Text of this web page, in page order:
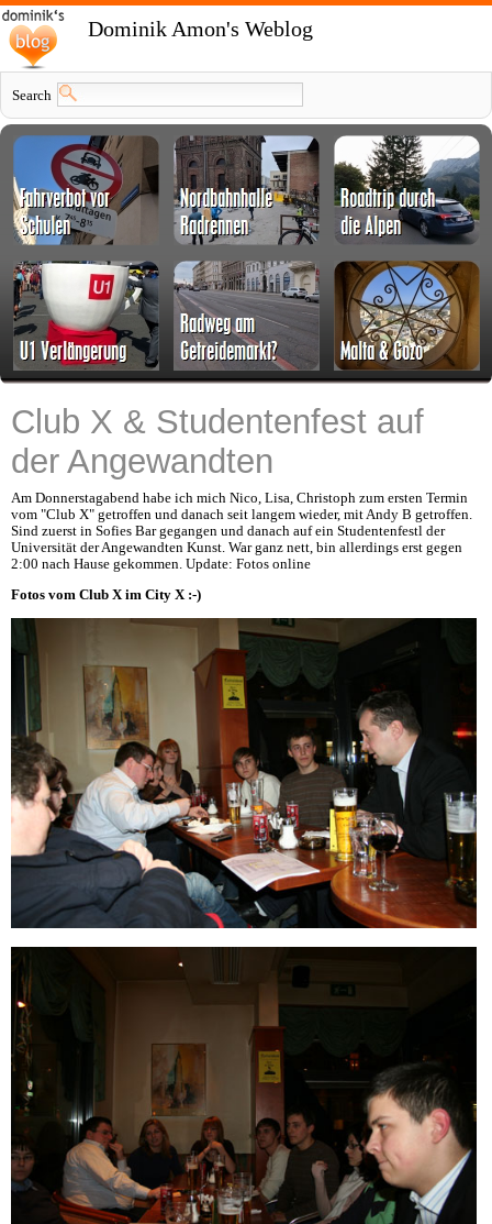
Dominik Amon's Weblog
Search
Club X & Studentenfest auf
der Angewandten
Am Donnerstagabend habe ich mich Nico, Lisa, Christoph zum ersten Termin
vom "Club X" getroffen und danach seit langem wieder, mit Andy B getroffen.
Sind zuerst in Sofies Bar gegangen und danach auf ein Studentenfestl der
Universität der Angewandten Kunst. War ganz nett, bin allerdings erst gegen
2:00 nach Hause gekommen. Update: Fotos online
Fotos vom Club X im City X :-)